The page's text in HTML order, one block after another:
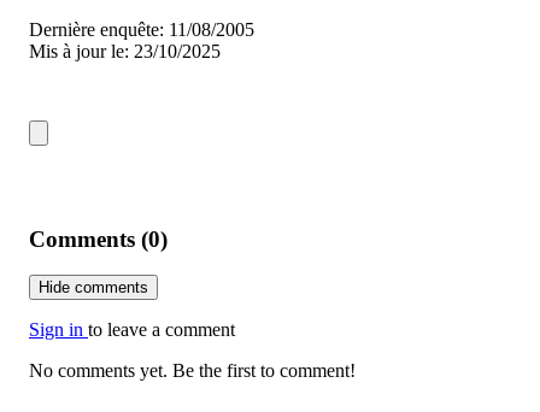
Dernière enquête: 11/08/2005
Mis à jour le: 23/10/2025
Comments (0)
Hide comments
Sign in to leave a comment
No comments yet. Be the first to comment!